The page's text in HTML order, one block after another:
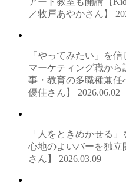
／牧戸あやかさん】
「やってみたい」を
マーケティング職から
事・教育の多職種兼
優佳さん】 2026.06.02
「人をときめかせる
心地のよいバーを独
さん】 2026.03.09